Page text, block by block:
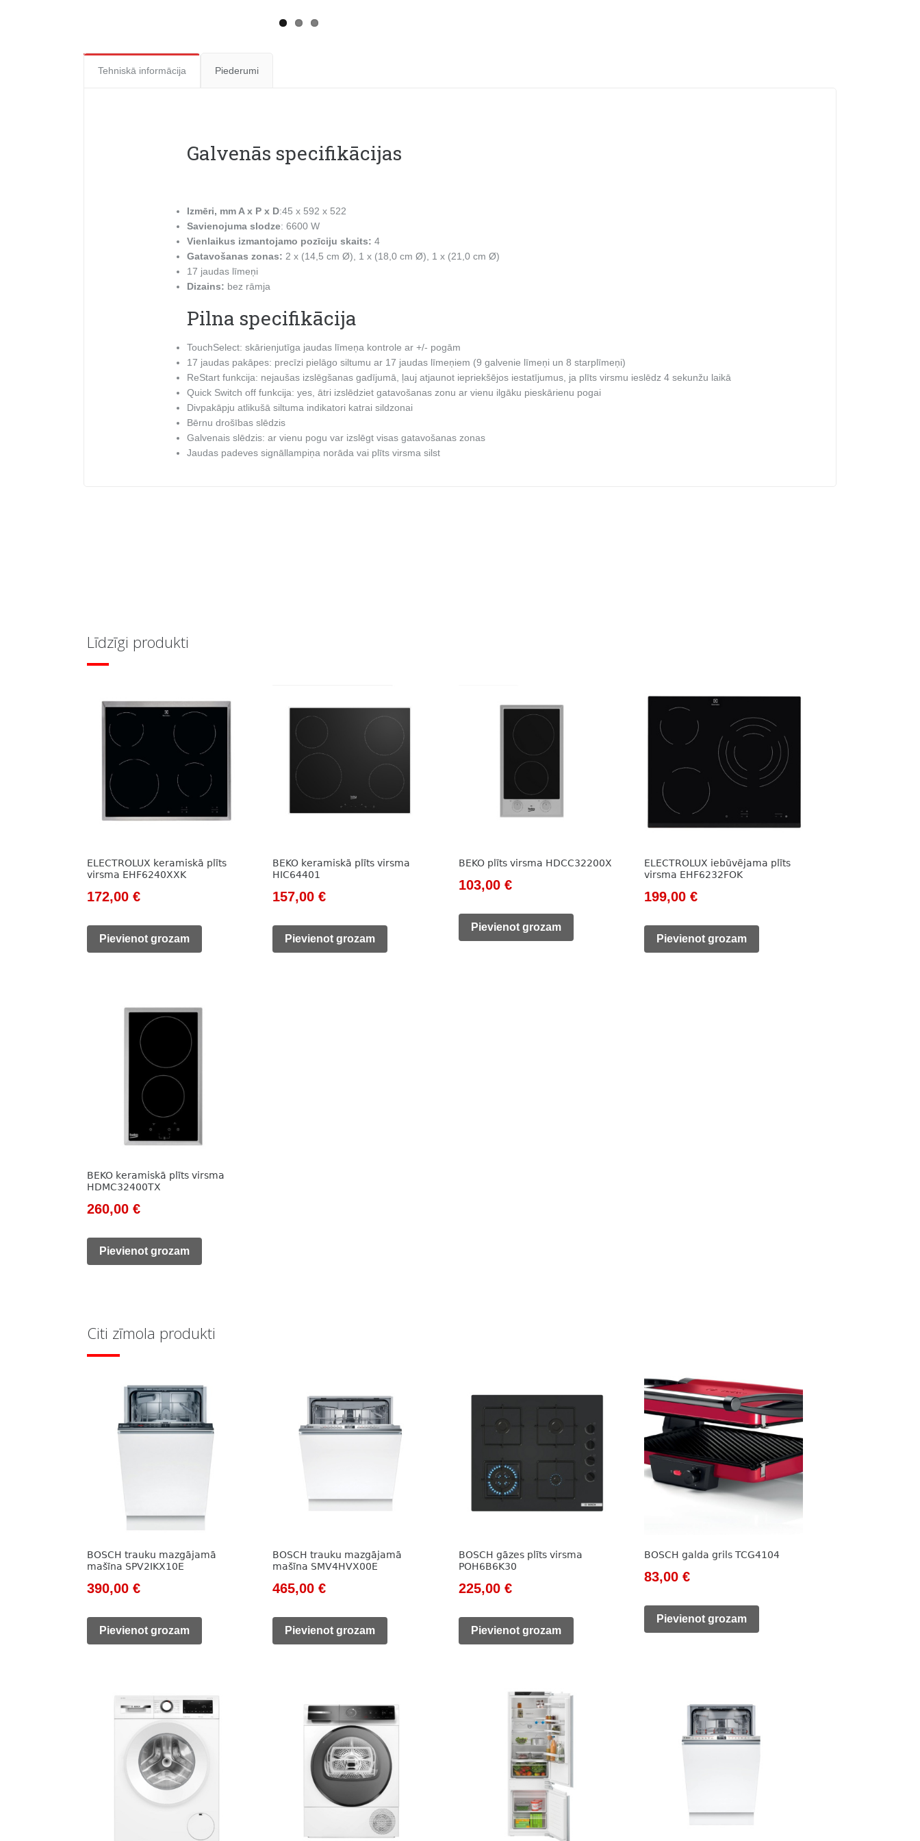
Tehniskā informācija Piederumi
Galvenās specifikācijas
Izmēri, mm A x P x D:45 x 592 x 522
Savienojuma slodze: 6600 W
Vienlaikus izmantojamo pozīciju skaits: 4
Gatavošanas zonas: 2 x (14,5 cm Ø), 1 x (18,0 cm Ø), 1 x (21,0 cm Ø)
17 jaudas līmeņi
Dizains: bez rāmja
Pilna specifikācija
TouchSelect: skārienjutīga jaudas līmeņa kontrole ar +/- pogām
17 jaudas pakāpes: precīzi pielāgo siltumu ar 17 jaudas līmeņiem (9 galvenie līmeņi un 8 starplīmeņi)
ReStart funkcija: nejaušas izslēgšanas gadījumā, ļauj atjaunot iepriekšējos iestatījumus, ja plīts virsmu ieslēdz 4 sekunžu laikā
Quick Switch off funkcija: yes, ātri izslēdziet gatavošanas zonu ar vienu ilgāku pieskārienu pogai
Divpakāpju atlikušā siltuma indikatori katrai sildzonai
Bērnu drošības slēdzis
Galvenais slēdzis: ar vienu pogu var izslēgt visas gatavošanas zonas
Jaudas padeves signāllampiņa norāda vai plīts virsma silst
Līdzīgi produkti
ELECTROLUX keramiskā plīts
virsma EHF6240XXK
Original
was:
172,00 €Current
is:
Pievienot grozam
BEKO keramiskā plīts virsma
HIC64401
Original
was:
157,00€Current
is:
Pievienot grozam
BEKO plīts virsma HDCC32200X
Original
was:
103,00 €Current
is:
Pievienot grozam
ELECTROLUX iebūvējama plīts
virsma EHF6232FOK
Original
was:
199,00€Current
is:
Pievienot grozam
BEKO keramiskā plīts virsma
HDMC32400TX
Original
was:
260,00 €Current
is:
Pievienot grozam
Citi zīmola produkti
BOSCH trauku mazgājamā
mašīna SPV2IKX10E
Original
was:
390,00 €Current
is:
Pievienot grozam
BOSCH trauku mazgājamā
mašīna SMV4HVX00E
Original
was:
465,00€Current
is:
Pievienot grozam
BOSCH gāzes plīts virsma
POH6B6K30
Original
was:
225,00 €Current
is:
Pievienot grozam
BOSCH galda grils TCG4104
Original
was:
83,00€Current
is:
Pievienot grozam